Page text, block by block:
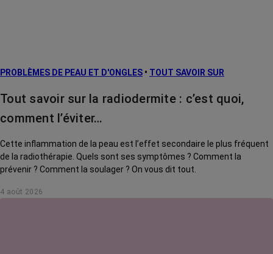
PROBLÈMES DE PEAU ET D'ONGLES • TOUT SAVOIR SUR
Tout savoir sur la radiodermite : c’est quoi,
comment l’éviter…
Cette inflammation de la peau est l’effet secondaire le plus fréquent
de la radiothérapie. Quels sont ses symptômes ? Comment la
prévenir ? Comment la soulager ? On vous dit tout.
4 août 2026